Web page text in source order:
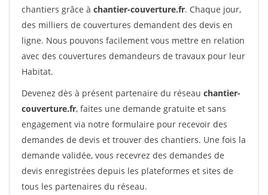
chantiers grâce à chantier-couverture.fr. Chaque jour,
des milliers de couvertures demandent des devis en
ligne. Nous pouvons facilement vous mettre en relation
avec des couvertures demandeurs de travaux pour leur
Habitat.
Devenez dès à présent partenaire du réseau chantier-
couverture.fr, faites une demande gratuite et sans
engagement via notre formulaire pour recevoir des
demandes de devis et trouver des chantiers. Une fois la
demande validée, vous recevrez des demandes de
devis enregistrées depuis les plateformes et sites de
tous les partenaires du réseau.